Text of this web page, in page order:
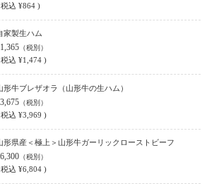
税込 ¥864 )
家製生ハム
（税別）
税込 ¥1,474 )
形牛ブレザオラ（山形牛の生ハム）
（税別）
税込 ¥3,969 )
形県産＜極上＞山形牛ガーリックローストビーフ
（税別）
税込 ¥6,804 )